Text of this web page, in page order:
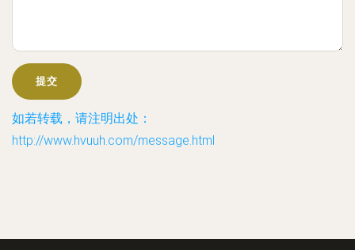
如若转载，请注明出处：
http://www.hvuuh.com/message.html